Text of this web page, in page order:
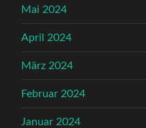
Mai 2024
April 2024
März 2024
Februar 2024
Januar 2024